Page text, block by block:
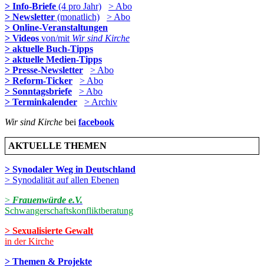
> Info-Briefe (4 pro Jahr)
> Abo
> Newsletter (monatlich)
> Abo
> Online-Veranstaltungen
> Videos von/mit Wir sind Kirche
> aktuelle Buch-Tipps
> aktuelle Medien-Tipps
> Presse-Newsletter
> Abo
> Reform-Ticker
> Abo
> Sonntagsbriefe
> Abo
> Terminkalender
> Archiv
Wir sind Kirche bei facebook
AKTUELLE THEMEN
> Synodaler Weg in Deutschland
> Synodalität auf allen Ebenen
> Frauenwürde e.V.
Schwangerschaftskonfliktberatung
> Sexualisierte Gewalt
in der Kirche
> Themen & Projekte